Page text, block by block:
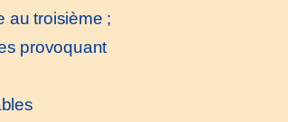
au troisième ;
provoquant